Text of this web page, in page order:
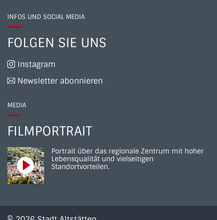
INFOS UND SOCIAL MEDIA
FOLGEN SIE UNS
Instagram
Newsletter abonnieren
MEDIA
FILMPORTRAIT
Portrait über das regionale Zentrum mit hoher
Lebensqualität und vielseitigen
Standortvorteilen.